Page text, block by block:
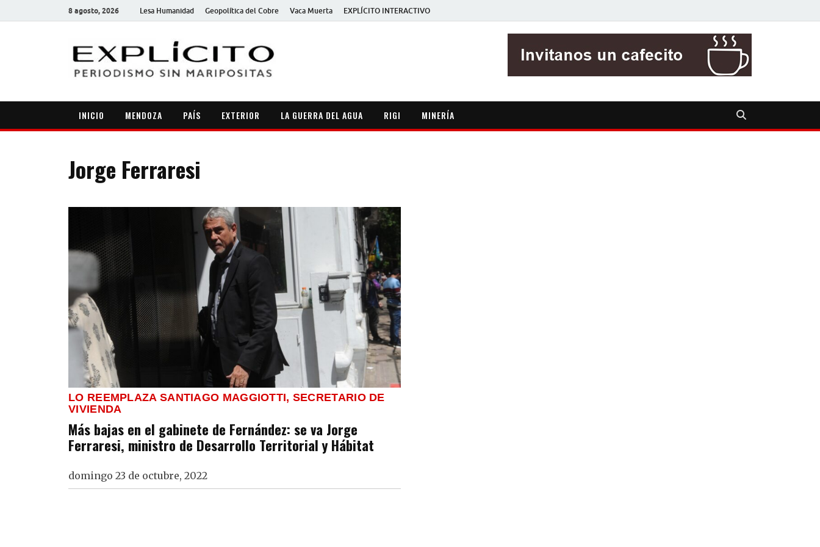
8 agosto, 2026 Lesa Humanidad Geopolítica del Cobre Vaca Muerta EXPLÍCITO INTERACTIVO
INICIO MENDOZA PAÍS EXTERIOR LA GUERRA DEL AGUA RIGI MINERÍA
Jorge Ferraresi
LO REEMPLAZA SANTIAGO MAGGIOTTI, SECRETARIO DE
VIVIENDA
Más bajas en el gabinete de Fernández: se va Jorge
Ferraresi, ministro de Desarrollo Territorial y Hábitat
domingo 23 de octubre, 2022